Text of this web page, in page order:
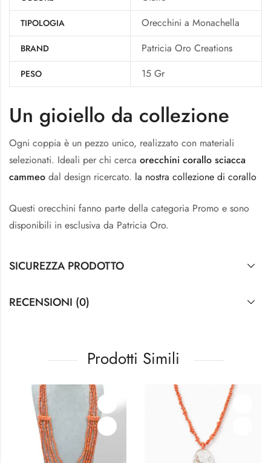
TIPOLOGIA Orecchini a Monachella
BRAND Patricia Oro Creations
PESO 15 Gr
Un gioiello da collezione
Ogni coppia è un pezzo unico, realizzato con materiali
selezionati. Ideali per chi cerca orecchini corallo sciacca
cammeo dal design ricercato. la nostra collezione di corallo
Questi orecchini fanno parte della categoria Promo e sono
disponibili in esclusiva da Patricia Oro.
SICUREZZA PRODOTTO
RECENSIONI (0)
Prodotti Simili